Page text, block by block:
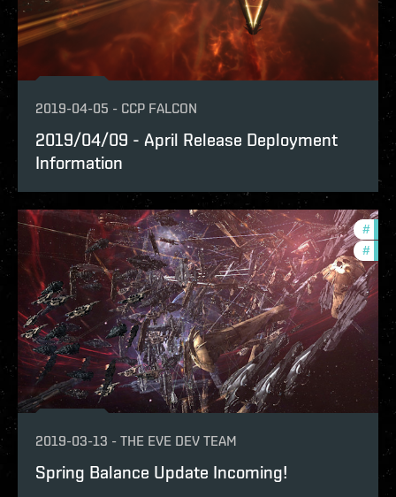
2019-04-05 - CCP FALCON
2019/04/09 - April Release Deployment
Information
#
#
2019-03-13 - THE EVE DEV TEAM
Spring Balance Update Incoming!